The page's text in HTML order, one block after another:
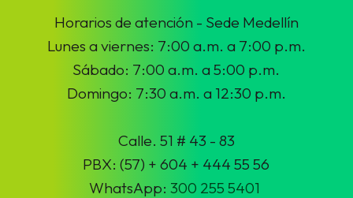
Horarios de atención - Sede Medellín
Lunes a viernes: 7:00 a.m. a 7:00 p.m.
Sábado: 7:00 a.m. a 5:00 p.m.
Domingo: 7:30 a.m. a 12:30 p.m.
Calle. 51 # 43 - 83
PBX: (57) + 604 + 444 55 56
WhatsApp:300 255 5401